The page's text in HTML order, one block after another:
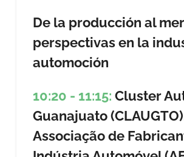
De la producción al
perspectivas en la
automoción
10:20 - 11:15: Cluster
Guanajuato
Associação de